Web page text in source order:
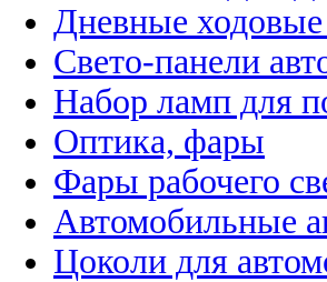
Дневные
Свето-панели
Набор ламп для
Оптика, фары
Фары рабочего
Автомобильные
Цоколи для